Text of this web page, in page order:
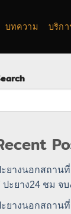
บทความ บริกา
ยางนอกสถาน
ปะยาง24 ชม จบ
ยางนอกสถาน